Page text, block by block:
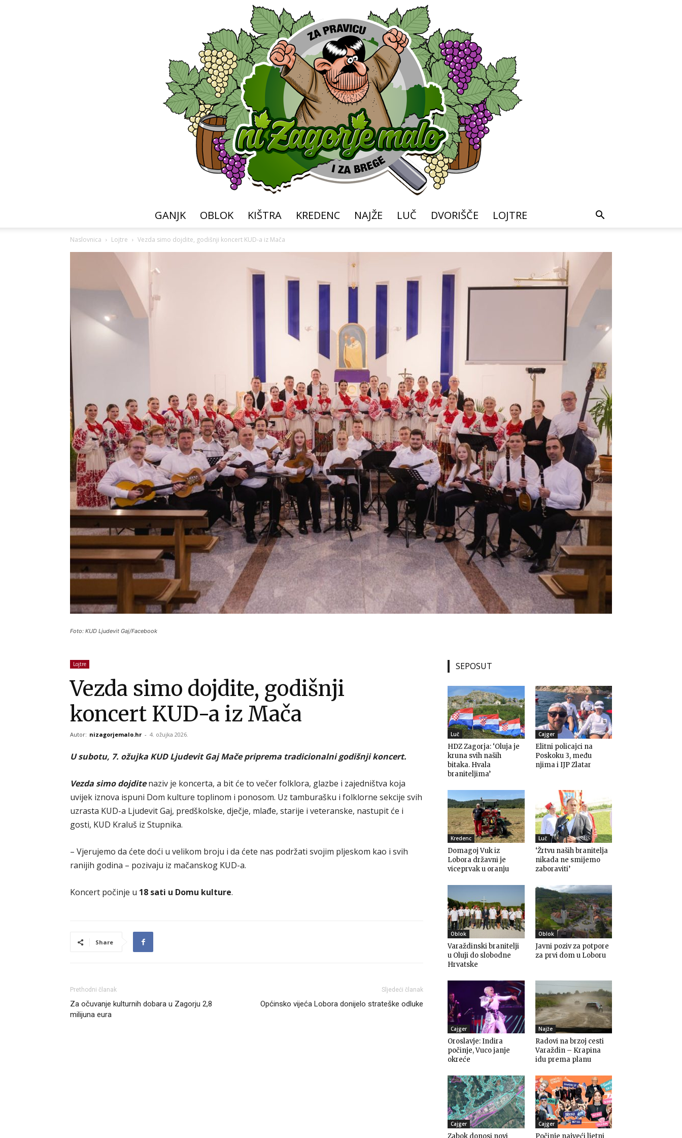
malo
GANJK OBLOK KIŠTRA KREDENC NAJŽE LUČ DVORIŠČE LOJTRE
Naslovnica Lojtre Vezda simo dojdite, godišnji koncert KUD-a iz Mača
Foto: KUD Ljudevit Gaj/Facebook
Lojtre
Vezda simo dojdite, godišnji
koncert KUD-a iz Mača
Autor: nizagorjemalo.hr - 4. ožujka 2026.
U subotu, 7. ožujka KUD Ljudevit Gaj Mače priprema tradicionalni godišnji koncert.
Vezda simo dojdite naziv je koncerta, a bit će to večer folklora, glazbe i zajedništva koja
uvijek iznova ispuni Dom kulture toplinom i ponosom. Uz tamburašku i folklorne sekcije svih
uzrasta KUD-a Ljudevit Gaj, predškolske, dječje, mlađe, starije i veteranske, nastupit će i
gosti, KUD Kraluš iz Stupnika.
– Vjerujemo da ćete doći u velikom broju i da ćete nas podržati svojim pljeskom kao i svih
ranijih godina – pozivaju iz mačanskog KUD-a.
Koncert počinje u 18 sati u Domu kulture.
Share
Prethodni članak
Za očuvanje kulturnih dobara u Zagorju 2,8
milijuna eura
Sljedeći članak
Općinsko vijeća Lobora donijelo strateške odluke
SEPOSUT
Luč
HDZ Zagorja: ‘Oluja je
kruna svih naših
bitaka. Hvala
braniteljima’
Cajger
Elitni policajci na
Poskoku 3, među
njima i IJP Zlatar
Kredenc
Domagoj Vuk iz
Lobora državni je
viceprvak u oranju
Luč
‘Žrtvu naših branitelja
nikada ne smijemo
zaboraviti’
Oblok
Varaždinski branitelji
u Oluji do slobodne
Hrvatske
Oblok
Javni poziv za potpore
za prvi dom u Loboru
Cajger
Oroslavje: Indira
počinje, Vuco janje
okreće
Najže
Radovi na brzoj cesti
Varaždin – Krapina
idu prema planu
Cajger Cajger